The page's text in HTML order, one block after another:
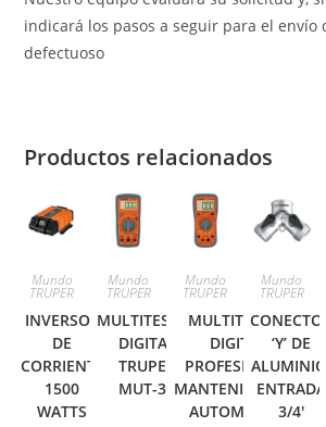
indicará los pasos a seguir para el envío
defectuoso
Productos relacionados
Mundo
TRUPER
INVERSOR
DE
CORRIENTE
1500
WATTS
Mundo
TRUPER
MULTITESTER
DIGITAL
TRUPER
MUT-33
Mundo
TRUPER
MULTITESTER
DIGITAL
PROFESIONAL,
MANTENIMIENTO
AUTOMOTRIZ
Mundo
TRUPER
CONECTOR
‘Y’ DE
ALUMINIO,
ENTRADA
3/4′